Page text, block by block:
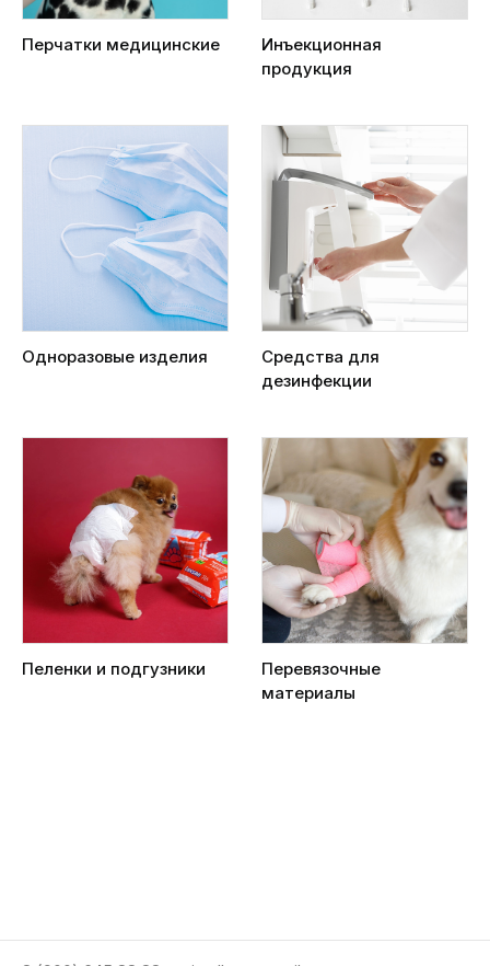
Перчатки медицинские
Инъекционная
продукция
Одноразовые изделия
Средства для
дезинфекции
Пеленки и подгузники
Перевязочные
материалы